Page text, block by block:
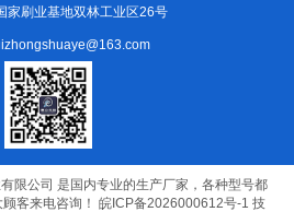
家刷业基地双林工业区26号
限公司 是国内专业的生产厂家，各种型号都
客来电咨询！ 皖ICP备2026000612号-1 技